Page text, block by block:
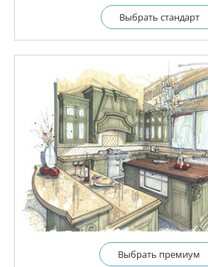
Выбрать cтандарт
Выбрать премиум